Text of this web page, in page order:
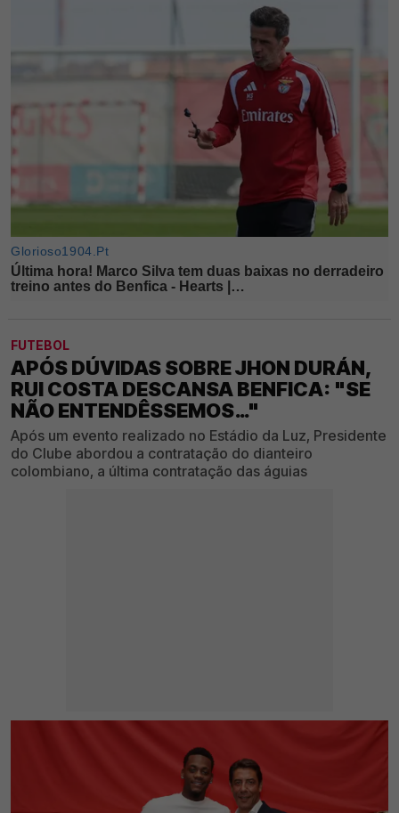
FUTEBOL
APÓS DÚVIDAS SOBRE JHON DURÁN,
RUI COSTA DESCANSA BENFICA: "SE
NÃO ENTENDÊSSEMOS…"
Após um evento realizado no Estádio da Luz, Presidente
do Clube abordou a contratação do dianteiro
colombiano, a última contratação das águias